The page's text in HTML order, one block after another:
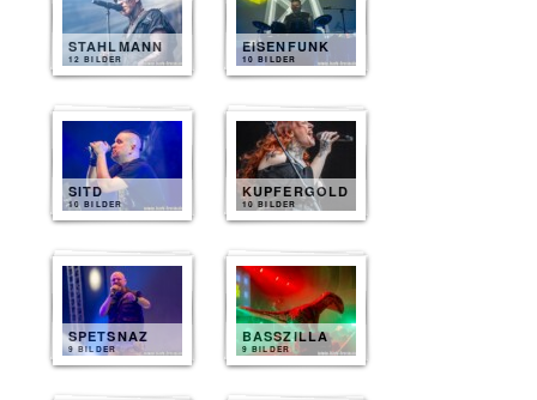
STAHLMANN
12 BILDER
EISENFUNK
10 BILDER
SITD
10 BILDER
KUPFERGOLD
10 BILDER
SPETSNAZ
9 BILDER
BASSZILLA
9 BILDER